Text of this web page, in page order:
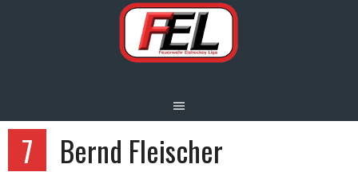
7 Bernd Fleischer